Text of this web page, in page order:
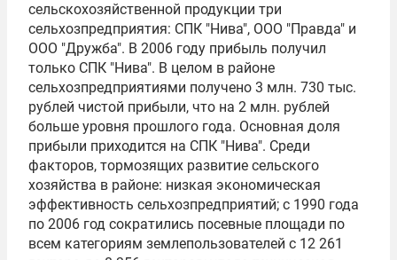
сельскохозяйственной продукции три
сельхозпредприятия: СПК "Нива", ООО "Правда" и
ООО "Дружба". В 2006 году прибыль получил
только СПК "Нива". В целом в районе
сельхозпредприятиями получено 3 млн. 730 тыс.
рублей чистой прибыли, что на 2 млн. рублей
больше уровня прошлого года. Основная доля
прибыли приходится на СПК "Нива". Среди
факторов, тормозящих развитие сельского
хозяйства в районе: низкая экономическая
эффективность сельхозпредприятий; с 1990 года
по 2006 год сократились посевные площади по
всем категориям землепользователей с 12 261